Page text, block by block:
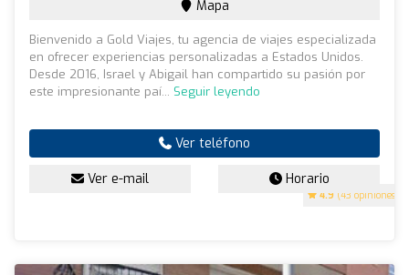
4.9 (43 opiniones)
Mapa
Bienvenido a Gold Viajes, tu agencia de viajes especializada
en ofrecer experiencias personalizadas a Estados Unidos.
Desde 2016, Israel y Abigail han compartido su pasión por
este impresionante paí... Seguir leyendo
Ver teléfono
Ver e-mail Horario